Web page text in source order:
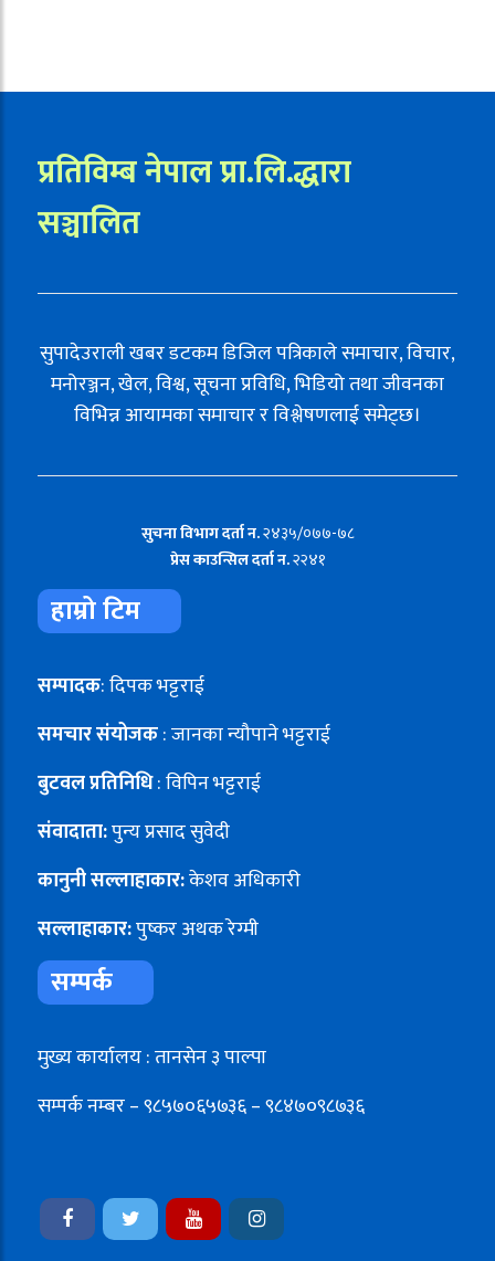
प्रतिविम्ब नेपाल प्रा.लि.द्धारा
सञ्चालित
सुपादेउराली खबर डटकम डिजिल पत्रिकाले समाचार, विचार,
मनोरञ्जन, खेल, विश्व, सूचना प्रविधि, भिडियो तथा जीवनका
विभिन्न आयामका समाचार र विश्लेषणलाई समेट्छ।
सुचना विभाग दर्ता न.२४३५/०७७-७८
प्रेस काउन्सिल दर्ता न.२२४१
हाम्रो टिम
सम्पादक: दिपक भट्टराई
समचार संयोजक: जानका न्यौपाने भट्टराई
बुटवल प्रतिनिधि: विपिन भट्टराई
संवादाता:पुन्य प्रसाद सुवेदी
कानुनी सल्लाहाकार:केशव अधिकारी
सल्लाहाकार:पुष्कर अथक रेग्मी
सम्पर्क
मुख्य कार्यालय : तानसेन ३ पाल्पा
सम्पर्क नम्बर – ९८५७०६५७३६ – ९८४७०९८७३६